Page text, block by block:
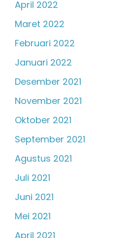
April 2022
Maret 2022
Februari 2022
Januari 2022
Desember 2021
November 2021
Oktober 2021
September 2021
Agustus 2021
Juli 2021
Juni 2021
Mei 2021
April 2021